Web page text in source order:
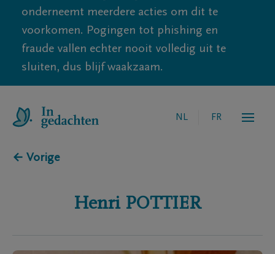
onderneemt meerdere acties om dit te
voorkomen. Pogingen tot phishing en
fraude vallen echter nooit volledig uit te
sluiten, dus blijf waakzaam.
NL FR
← Vorige
Henri POTTIER